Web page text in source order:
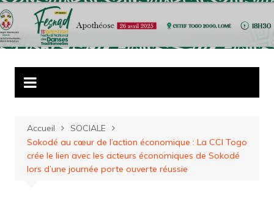
Aller
au
contenu
Accueil
SOCIALE
Sokodé au cœur de l’action économique : La CCI Togo
crée le lien avec les acteurs économiques de Sokodé
lors d’une journée porte ouverte réussie